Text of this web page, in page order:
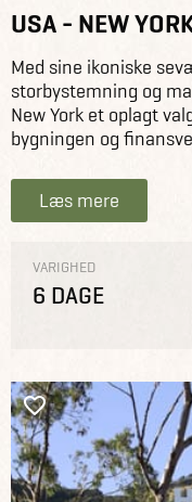
USA - NEW
Med sine ikoniske
storbystemning og
New York et oplagt
bygningen og
Læs mere
VARIGHED
6 DAGE